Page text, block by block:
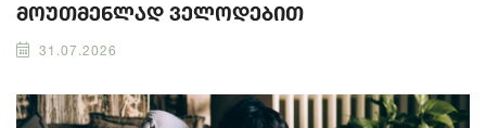
მოუთმენლად ველოდებით
31.07.2026